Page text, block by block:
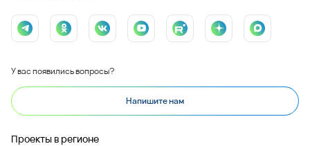
У вас появились вопросы?
Напишите нам
Проекты в регионе